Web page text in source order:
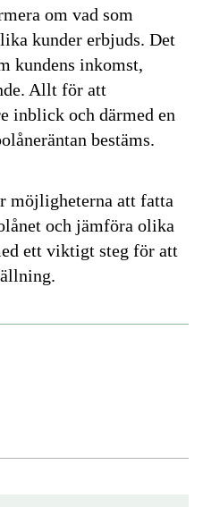
om vad som
kunder erbjuds. Det
kundens inkomst,
Allt för att
inblick och därmed en
bestäms.
möjligheterna att fatta
och jämföra olika
ett viktigt steg för att